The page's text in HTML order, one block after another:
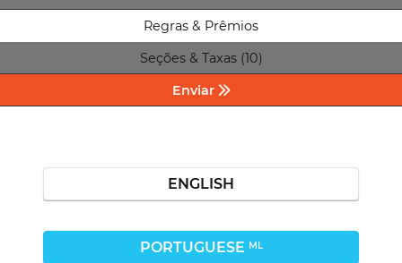
Regras & Prêmios
Seções & Taxas (10)
Enviar
ENGLISH
PORTUGUESE ML